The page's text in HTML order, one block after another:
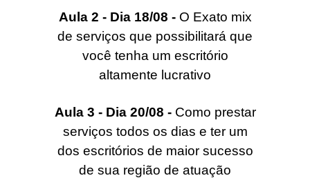
Aula 2 - Dia 18/08 -O Exato mix
de serviços que possibilitará que
você tenha um escritório
altamente lucrativo
Aula 3 - Dia 20/08 -Como prestar
serviços todos os dias e ter um
dos escritórios de maior sucesso
de sua região de atuação